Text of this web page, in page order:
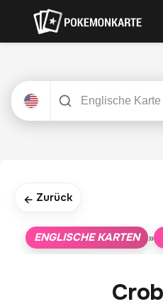
← Zurück
ENGLISCHE KARTEN »